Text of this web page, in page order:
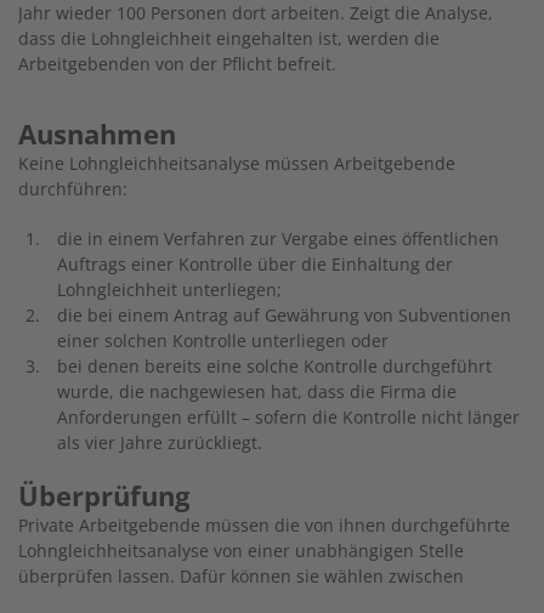
Jahr wieder 100 Personen dort arbeiten. Zeigt die Analyse,
dass die Lohngleichheit eingehalten ist, werden die
Arbeitgebenden von der Pflicht befreit.
Ausnahmen
Keine Lohngleichheitsanalyse müssen Arbeitgebende
durchführen:
die in einem Verfahren zur Vergabe eines öffentlichen
Auftrags einer Kontrolle über die Einhaltung der
Lohngleichheit unterliegen;
die bei einem Antrag auf Gewährung von Subventionen
einer solchen Kontrolle unterliegen oder
bei denen bereits eine solche Kontrolle durchgeführt
wurde, die nachgewiesen hat, dass die Firma die
Anforderungen erfüllt – sofern die Kontrolle nicht länger
als vier Jahre zurückliegt.
Überprüfung
Private Arbeitgebende müssen die von ihnen durchgeführte
Lohngleichheitsanalyse von einer unabhängigen Stelle
überprüfen lassen. Dafür können sie wählen zwischen